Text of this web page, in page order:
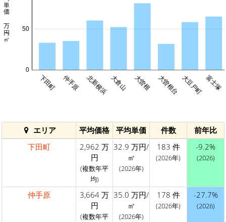
下田町 仲手原 北新横浜 大倉山 大曽根 大曽根台 大豆戸町富士塚
0
50
平均単価 万円/㎡
エリア 平均価格 平均単価 件数
前年比
下田町
2,962 万
円
(複数年平
均)
32.9 万円/
㎡
(2026年)
183 件
(2026年)
-9.2%
(2026)
仲手原
3,664 万
円
(複数年平
35.0 万円/
㎡
(2026年)
178 件
(2026年)
-27.7%
(2026)